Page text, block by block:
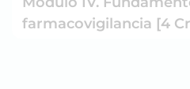
farmacovigilancia [4